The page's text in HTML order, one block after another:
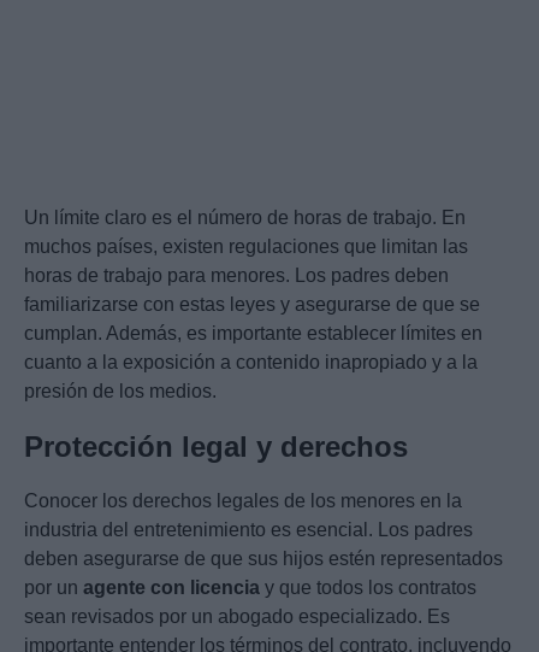
Un límite claro es el número de horas de trabajo. En
muchos países, existen regulaciones que limitan las
horas de trabajo para menores. Los padres deben
familiarizarse con estas leyes y asegurarse de que se
cumplan. Además, es importante establecer límites en
cuanto a la exposición a contenido inapropiado y a la
presión de los medios.
Protección legal y derechos
Conocer los derechos legales de los menores en la
industria del entretenimiento es esencial. Los padres
deben asegurarse de que sus hijos estén representados
por un agente con licencia y que todos los contratos
sean revisados por un abogado especializado. Es
importante entender los términos del contrato, incluyendo